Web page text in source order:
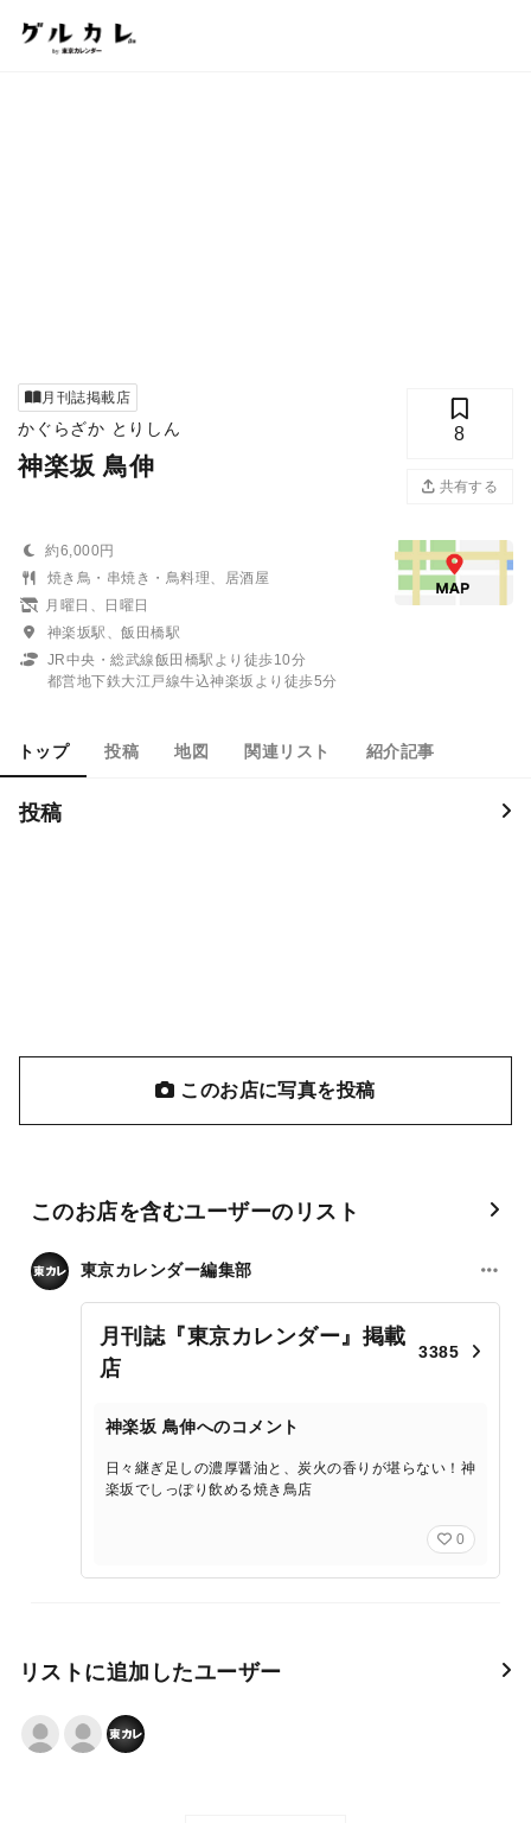
月刊誌掲載店
かぐらざか とりしん
神楽坂 鳥伸
8
共有する
約6,000円
焼き鳥・串焼き・鳥料理、居酒屋
月曜日、日曜日
神楽坂駅、飯田橋駅
JR中央・総武線飯田橋駅より徒歩10分
都営地下鉄大江戸線牛込神楽坂より徒歩5分
トップ 投稿 地図 関連リスト 紹介記事
投稿
このお店に写真を投稿
このお店を含むユーザーのリスト
東京カレンダー編集部
月刊誌『東京カレンダー』掲載
店
3385
神楽坂 鳥伸へのコメント
日々継ぎ足しの濃厚醤油と、炭火の香りが堪らない！神
楽坂でしっぽり飲める焼き鳥店
0
リストに追加したユーザー